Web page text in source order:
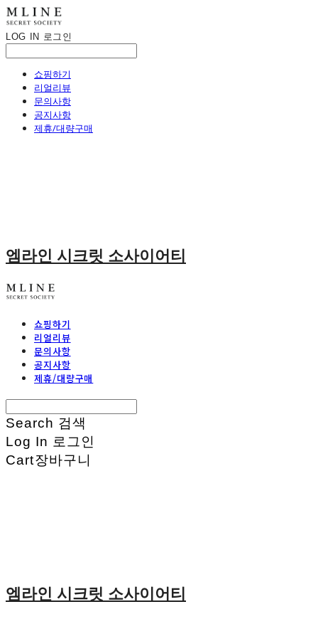
LOG IN 로그인
쇼핑하기
리얼리뷰
문의사항
공지사항
제휴/대량구매
엠라인 시크릿 소사이어티
쇼핑하기
리얼리뷰
문의사항
공지사항
제휴/대량구매
Search 검색
Log In 로그인
Cart장바구니
엠라인 시크릿 소사이어티